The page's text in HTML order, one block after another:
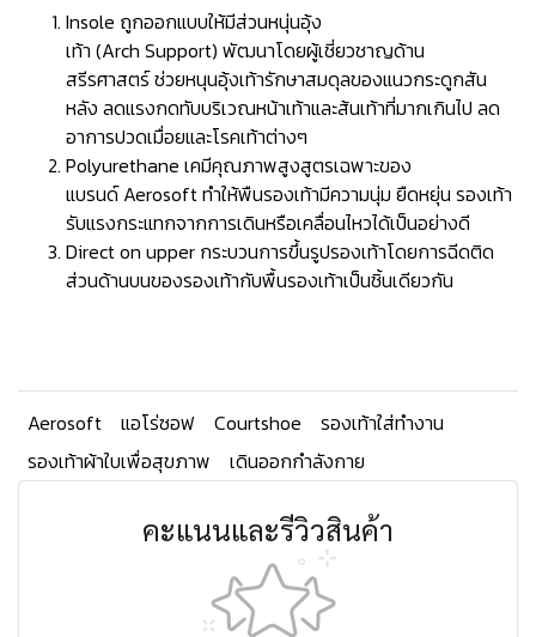
Insole ถูกออกแบบให้มีส่วนหนุ่นอุ้ง
เท้า (Arch Support) พัฒนาโดยผู้เชี่ยวชาญด้าน
สรีรศาสตร์ ช่วยหนุนอุ้งเท้ารักษาสมดุลของแนวกระดูกสัน
หลัง ลดแรงกดทับบริเวณหน้าเท้าและส้นเท้าที่มากเกินไป ลด
อาการปวดเมื่อยและโรคเท้าต่างๆ
Polyurethane เคมีคุณภาพสูงสูตรเฉพาะของ
แบรนด์ Aerosoft ทำให้พืนรองเท้ามีความนุ่ม ยืดหยุ่น รองเท้า
รับแรงกระแทกจากการเดินหรือเคลื่อนไหวได้เป็นอย่างดี
Direct on upper กระบวนการขึ้นรูปรองเท้าโดยการฉีดติด
ส่วนด้านบนของรองเท้ากับพื้นรองเท้าเป็นชิ้นเดียวกัน
Aerosoft แอโร่ซอฟ Courtshoe
รองเท้าใส่ทำงาน
รองเท้าผ้าใบเพื่อสุขภาพ
เดินออกกำลังกาย
คะแนนและรีวิวสินค้า